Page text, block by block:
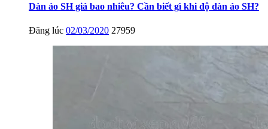
Dàn áo SH giá bao nhiêu? Cần biết gì khi độ dàn áo SH?
Đăng lúc 02/03/2020 27959